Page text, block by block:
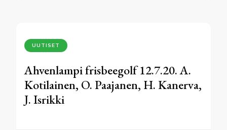
UUTISET
Ahvenlampi frisbeegolf 12.7.20. A.
Kotilainen, O. Paajanen, H. Kanerva,
J. Isrikki